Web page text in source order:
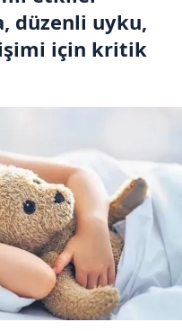
düzenli uyku,
için kritik